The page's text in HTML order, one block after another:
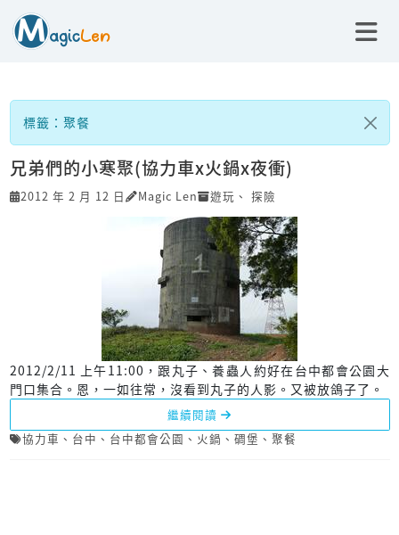
標籤：聚餐
兄弟們的小寒聚(協力車x火鍋x夜衝)
2012 年 2 月 12 日 Magic Len 遊玩 、 探險
2012/2/11 上午11:00，跟丸子、養蟲人約好在台中都會公園大
門口集合。恩，一如往常，沒看到丸子的人影。又被放鴿子了。
繼續閱讀
協力車 、 台中 、 台中都會公園 、 火鍋 、 碉堡 、 聚餐